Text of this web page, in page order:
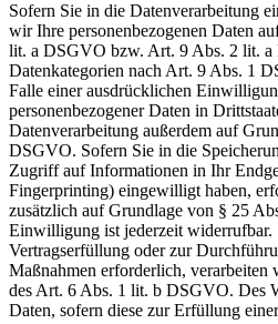
Sofern Sie in die Datenverarbeitung
wir Ihre personenbezogenen Daten
lit. a DSGVO bzw. Art. 9 Abs. 2 lit. a
Datenkategorien nach Art. 9 Abs. 1
Falle einer ausdrücklichen
personenbezogener Daten in
Datenverarbeitung außerdem auf
DSGVO. Sofern Sie in die
Zugriff auf Informationen in Ihr
Fingerprinting) eingewilligt haben,
zusätzlich auf Grundlage von § 25
Einwilligung ist jederzeit widerrufbar.
Vertragserfüllung oder zur
Maßnahmen erforderlich,
des Art. 6 Abs. 1 lit. b DSGVO. Des
Daten, sofern diese zur Erfüllung